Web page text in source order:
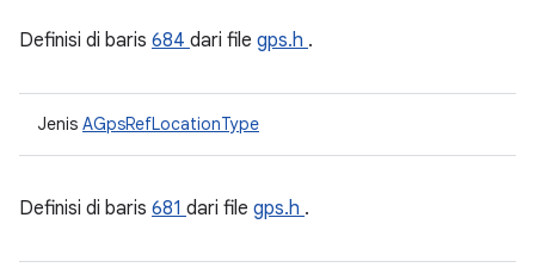
Definisi di baris 684 dari file gps.h .
Jenis AGpsRefLocationType
Definisi di baris 681 dari file gps.h .